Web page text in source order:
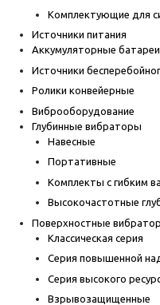
Комплектующие для
Источники питания
Аккумуляторные батареи
Источники
Ролики конвейерные
Виброоборудование
Глубинные вибраторы
Навесные
Портативные
Комплекты с гибким
Высокочастотные
Поверхностные
Классическая серия
Серия повышенной
Серия высокого
Взрывозащищенные